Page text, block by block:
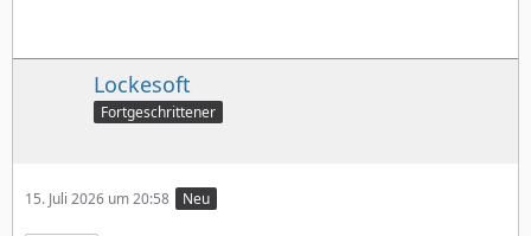
Lockesoft
Fortgeschrittener
15. Juli 2026 um 20:58 Neu